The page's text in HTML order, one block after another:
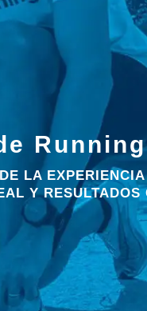
LA
Y RESULTADOS